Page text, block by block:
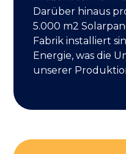
Darüber hinaus
5.000 m2
Fabrik installiert
Energie, was die
unserer